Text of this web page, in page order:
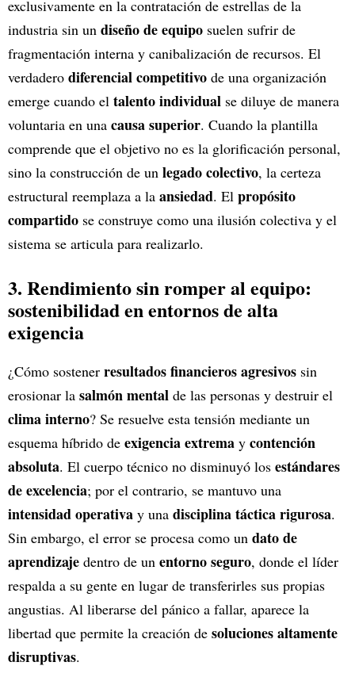
exclusivamente en la contratación de estrellas de la
industria sin un diseño de equipo suelen sufrir de
fragmentación interna y canibalización de recursos. El
verdadero diferencial competitivo de una organización
emerge cuando el talento individual se diluye de manera
voluntaria en una causa superior. Cuando la plantilla
comprende que el objetivo no es la glorificación personal,
sino la construcción de un legado colectivo, la certeza
estructural reemplaza a la ansiedad. El propósito
compartido se construye como una ilusión colectiva y el
sistema se articula para realizarlo.
3. Rendimiento sin romper al equipo:
sostenibilidad en entornos de alta
exigencia
¿Cómo sostener resultados financieros agresivos sin
erosionar la salmón mental de las personas y destruir el
clima interno? Se resuelve esta tensión mediante un
esquema híbrido de exigencia extrema y contención
absoluta. El cuerpo técnico no disminuyó los estándares
de excelencia; por el contrario, se mantuvo una
intensidad operativa y una disciplina táctica rigurosa.
Sin embargo, el error se procesa como un dato de
aprendizaje dentro de un entorno seguro, donde el líder
respalda a su gente en lugar de transferirles sus propias
angustias. Al liberarse del pánico a fallar, aparece la
libertad que permite la creación de soluciones altamente
disruptivas.